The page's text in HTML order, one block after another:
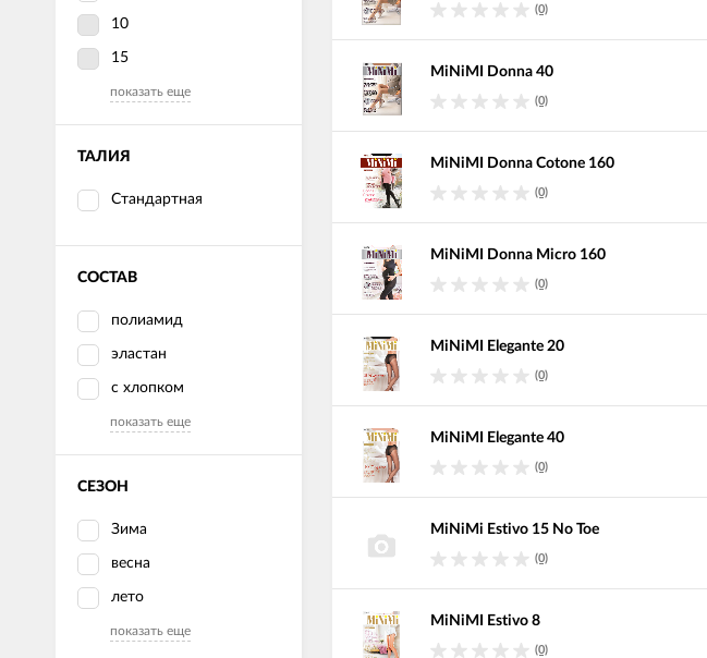
10
15
показать еще
ТАЛИЯ
Стандартная
СОСТАВ
полиамид
эластан
с хлопком
показать еще
СЕЗОН
Зима
весна
лето
показать еще
(0)
MiNiMI Donna 40
(0)
MiNiMI Donna Cotone 160
(0)
MiNiMI Donna Micro 160
(0)
MiNiMI Elegante 20
(0)
MiNiMI Elegante 40
(0)
MiNiMi Estivo 15 No Toe
(0)
MiNiMI Estivo 8
(0)